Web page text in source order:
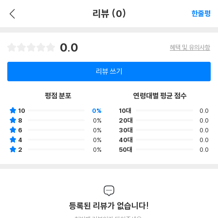
리뷰 (0) 한줄평
0.0 혜택 및 유의사항
리뷰 쓰기
평점 분포
10
0%
8
0%
6
0%
4
0%
2
0%
연령대별 평균 점수
10대
0.0
20대
0.0
30대
0.0
40대
0.0
50대
0.0
등록된 리뷰가 없습니다!